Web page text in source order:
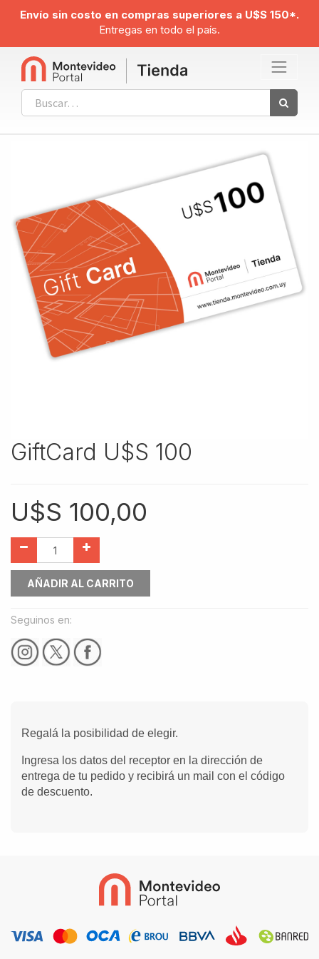
Envío sin costo en compras superiores a U$S 150*.
Entregas en todo el país.
GiftCard U$S 100
U$S 100,00
AÑADIR AL CARRITO
Seguinos en:
Regalá la posibilidad de elegir.
Ingresa los datos del receptor en la dirección de
entrega de tu pedido y recibirá un mail con el código
de descuento.